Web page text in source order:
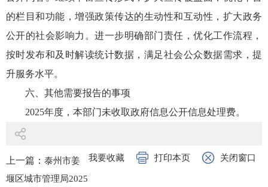
的栏目和功能，增强政策传达的生动性和互动性，扩大政务
公开的社会影响力。进一步明确部门责任，优化工作流程，
按时发布和及时解读统计数据，满足社会公众数据需求，提
升服务水平。
六、其他需要报告的事项
2025年度，本部门未收取政府信息公开信息处理费。
我要收藏 打印本页 关闭窗口
上一篇： 泰州市姜
堰区城市管理局2025